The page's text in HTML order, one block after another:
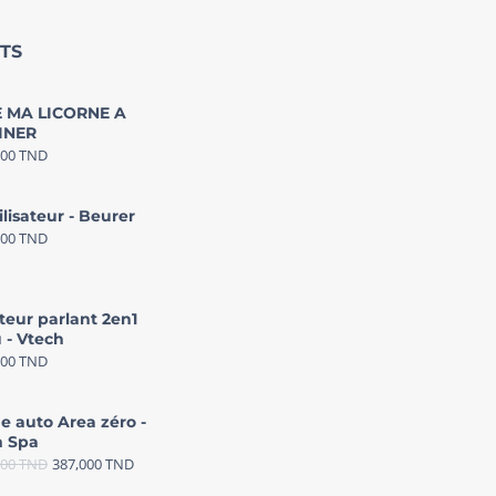
MA LICORNE A
TND
- Beurer
TND
parlant 2en1
- Vtech
TND
auto Area zéro -
Spa
TND 387,000TND